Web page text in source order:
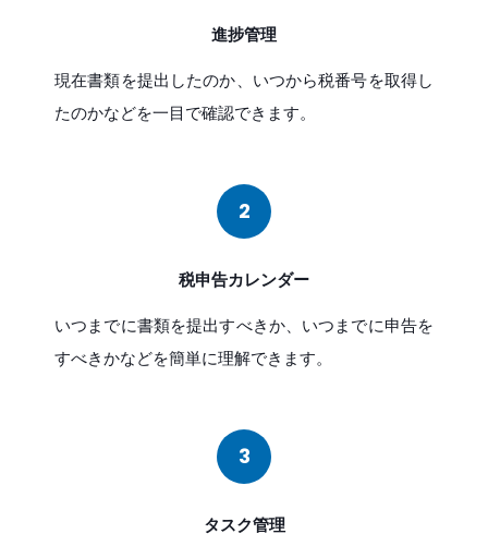
進捗管理
現在書類を提出したのか、いつから税番号を取得し
たのかなどを一目で確認できます。
2
税申告カレンダー
いつまでに書類を提出すべきか、いつまでに申告を
すべきかなどを簡単に理解できます。
3
タスク管理